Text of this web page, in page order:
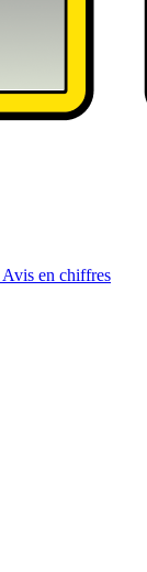
Avis en chiffres